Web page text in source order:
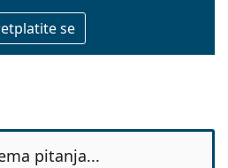
pitanja...